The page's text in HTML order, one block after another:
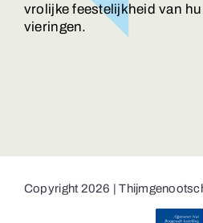
vrolijke feestelijkheid van
vieringen.
Copyright 2026 |